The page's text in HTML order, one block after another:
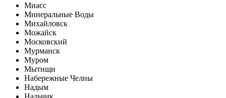
Миасс
Минеральные Воды
Михайловск
Можайск
Московский
Мурманск
Муром
Мытищи
Набережные Челны
Надым
Нальчик